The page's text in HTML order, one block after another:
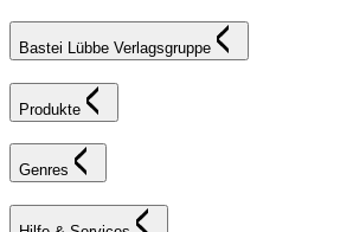
Bastei Lübbe Verlagsgruppe
Produkte
Genres